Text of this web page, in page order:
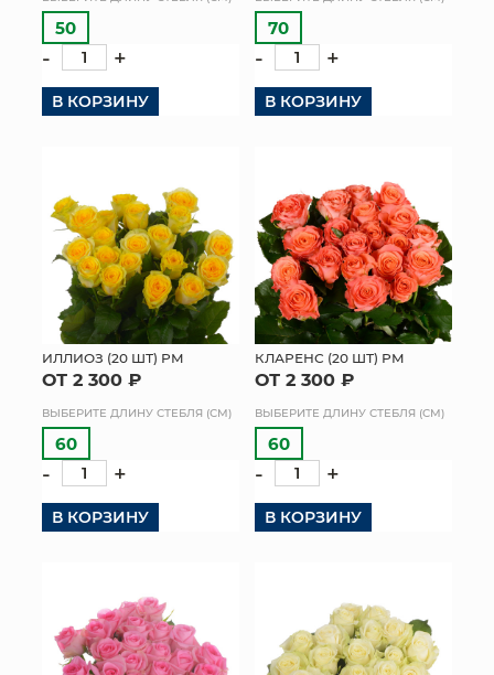
50
- +
В КОРЗИНУ
70
- +
В КОРЗИНУ
ИЛЛИОЗ (20 ШТ) РМ
ОТ 2 300 ₽
ВЫБЕРИТЕ ДЛИНУ СТЕБЛЯ (СМ)
60
- +
В КОРЗИНУ
КЛАРЕНС (20 ШТ) РМ
ОТ 2 300 ₽
ВЫБЕРИТЕ ДЛИНУ СТЕБЛЯ (СМ)
60
- +
В КОРЗИНУ